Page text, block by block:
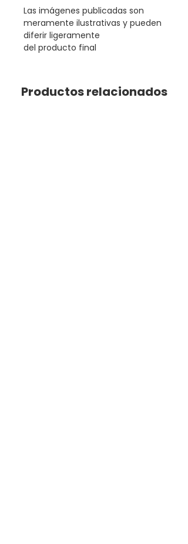
Las imágenes publicadas son
meramente ilustrativas y pueden
diferir ligeramente
del producto final
Productos relacionados